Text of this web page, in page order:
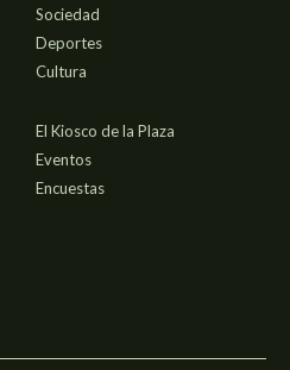
Sociedad
Deportes
Cultura
El Kiosco de la Plaza
Eventos
Encuestas